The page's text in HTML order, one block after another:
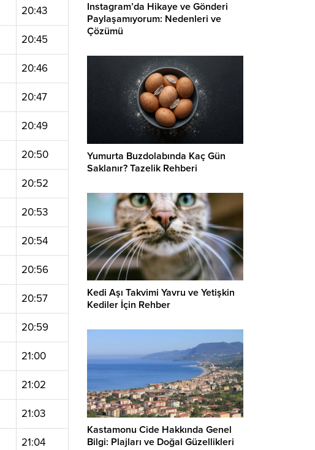
20:43
20:45
20:46
20:47
20:49
20:50
20:52
20:53
20:54
20:56
20:57
20:59
21:00
21:02
21:03
21:04
Instagram’da Hikaye ve Gönderi
Paylaşamıyorum: Nedenleri ve
Çözümü
Yumurta Buzdolabında Kaç Gün
Saklanır? Tazelik Rehberi
Kedi Aşı Takvimi Yavru ve Yetişkin
Kediler İçin Rehber
Kastamonu Cide Hakkında Genel
Bilgi: Plajları ve Doğal Güzellikleri